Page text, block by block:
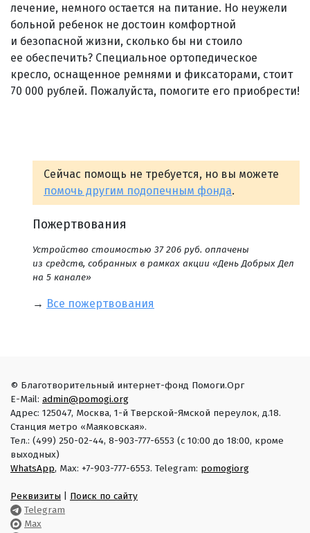
лечение, немного остается на питание. Но неужели
больной ребенок не достоин комфортной
и безопасной жизни, сколько бы ни стоило
ее обеспечить? Специальное ортопедическое
кресло, оснащенное ремнями и фиксаторами, стоит
70 000 рублей. Пожалуйста, помогите его приобрести!
Сейчас помощь не требуется, но вы можете
помочь другим подопечным фонда.
Пожертвования
Устройство стоимостью 37 206 руб. оплачены
из средств, собранных в рамках акции «День Добрых Дел
на 5 канале»
→ Все пожертвования
© Благотворительный интернет-фонд Помоги.Орг
E-Mail: admin@pomogi.org
Адрес: 125047, Москва, 1-й Тверской-Ямской переулок, д.18.
Станция метро «Маяковская».
Тел.: (499) 250-02-44, 8-903-777-6553 (с 10:00 до 18:00, кроме
выходных)
WhatsApp, Max: +7-903-777-6553. Telegram: pomogiorg
Реквизиты
Поиск по сайту
Telegram
Max